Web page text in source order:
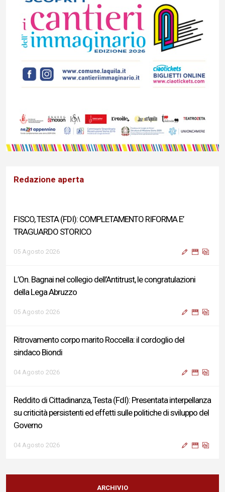
Redazione aperta
FISCO, TESTA (FDI): COMPLETAMENTO RIFORMA E’
TRAGUARDO STORICO
05 Agosto 2026
L’On. Bagnai nel collegio dell’Antitrust, le congratulazioni
della Lega Abruzzo
05 Agosto 2026
Ritrovamento corpo marito Roccella: il cordoglio del
sindaco Biondi
04 Agosto 2026
Reddito di Cittadinanza, Testa (FdI): Presentata interpellanza
su criticità persistenti ed effetti sulle politiche di sviluppo del
Governo
04 Agosto 2026
Sigismondi, Liris e Testa: “Profondo cordoglio e vicinanza al
Ministro Roccella e alla sua famiglia”
ARCHIVIO